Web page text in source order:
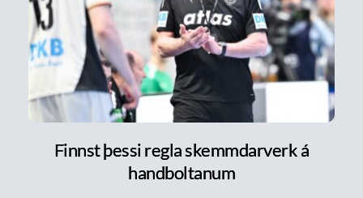
Finnst þessi regla skemmdarverk á
handboltanum